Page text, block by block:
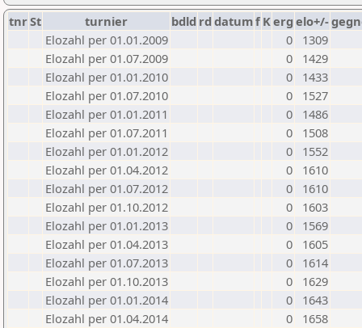
tnrSt turnier bdld rd datumf Kerg elo+/-
Elozahl per 01.01.2009
0
1309
Elozahl per 01.07.2009
0
1429
Elozahl per 01.01.2010
0
1433
Elozahl per 01.07.2010
0
1527
Elozahl per 01.01.2011
0
1486
Elozahl per 01.07.2011
0
1508
Elozahl per 01.01.2012
0
1552
Elozahl per 01.04.2012
0
1610
Elozahl per 01.07.2012
0
1610
Elozahl per 01.10.2012
0
1603
Elozahl per 01.01.2013
0
1569
Elozahl per 01.04.2013
0
1605
Elozahl per 01.07.2013
0
1614
Elozahl per 01.10.2013
0
1629
Elozahl per 01.01.2014
0
1643
Elozahl per 01.04.2014
0
1658